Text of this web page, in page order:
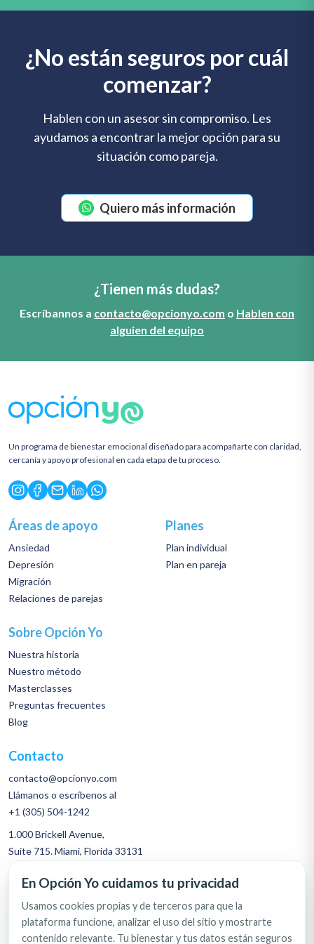
En Opción Yo cuidamos tu privacidad
Usamos cookies propias y de terceros para que la
plataforma funcione, analizar el uso del sitio y mostrarte
contenido relevante. Tu bienestar y tus datos están seguros
¿No están seguros por cuál
comenzar?
Hablen con un asesor sin compromiso. Les
ayudamos a encontrar la mejor opción para su
situación como pareja.
Quiero más información
¿Tienen más dudas?
Escríbannos a contacto@opcionyo.com o Hablen con
alguien del equipo
Un programa de bienestar emocional diseñado para acompañarte con claridad,
cercanía y apoyo profesional en cada etapa de tu proceso.
Áreas de apoyo
Ansiedad
Depresión
Migración
Relaciones de parejas
Planes
Plan individual
Plan en pareja
Sobre Opción Yo
Nuestra historia
Nuestro método
Masterclasses
Preguntas frecuentes
Blog
Contacto
contacto@opcionyo.com
Llámanos o escríbenos al
+1 (305) 504-1242
1.000 Brickell Avenue,
Suite 715. Miami, Florida 33131
Únete al equipo
Habla por WhatsApp